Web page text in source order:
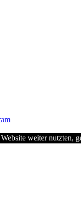
weiter nutzten,